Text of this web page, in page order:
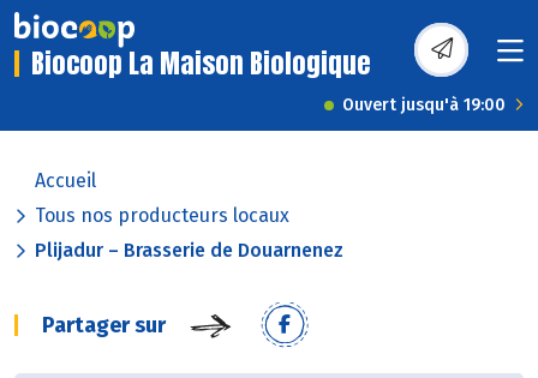
Biocoop La Maison Biologique
Ouvert jusqu'à 19:00
Accueil
Tous nos producteurs locaux
Plijadur – Brasserie de Douarnenez
Partager sur